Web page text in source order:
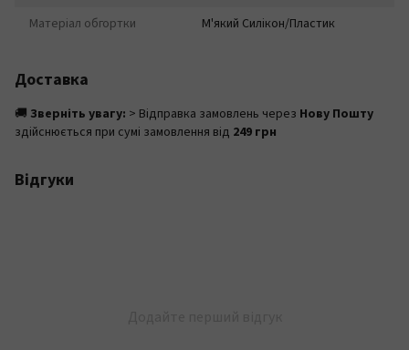
Матеріал обгортки
М'який Силікон/Пластик
Доставка
🚚 Зверніть увагу: > Відправка замовлень через Нову Пошту
здійснюється при сумі замовлення від 249 грн
Відгуки